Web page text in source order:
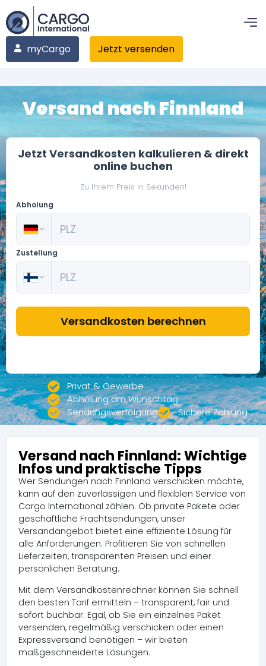
myCargo Jetzt versenden
Versand nach Finnland
Privat & Gewerbe
Abholung am Wunschtag
Sendungsverfolgung
Sichere Zahlung
Versand nach Finnland: Wichtige
Infos und praktische Tipps
Wer Sendungen nach Finnland verschicken möchte,
kann auf den zuverlässigen und flexiblen Service von
Cargo International zählen. Ob private Pakete oder
geschäftliche Frachtsendungen, unser
Versandangebot bietet eine effiziente Lösung für
alle Anforderungen. Profitieren Sie von schnellen
Lieferzeiten, transparenten Preisen und einer
persönlichen Beratung.
Mit dem Versandkostenrechner können Sie schnell
den besten Tarif ermitteln – transparent, fair und
sofort buchbar. Egal, ob Sie ein einzelnes Paket
versenden, regelmäßig verschicken oder einen
Expressversand benötigen – wir bieten
maßgeschneiderte Lösungen.